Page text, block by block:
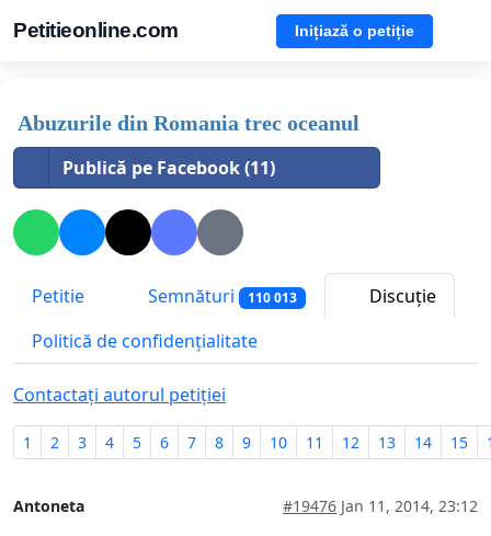
Petitieonline.com Inițiază o petiție
Abuzurile din Romania trec oceanul
Publică pe Facebook (11)
Petitie Semnături 110 013
Discuție
Politică de confidențialitate
Contactați autorul petiției
1 2 3 4 5 6 7 8 9 10 11 12 13 14 15
Antoneta #19476 Jan 11, 2014, 23:12